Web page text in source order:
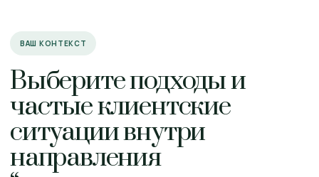
ВАШ КОНТЕКСТ
Выберите подходы и
частые клиентские
ситуации внутри
направления